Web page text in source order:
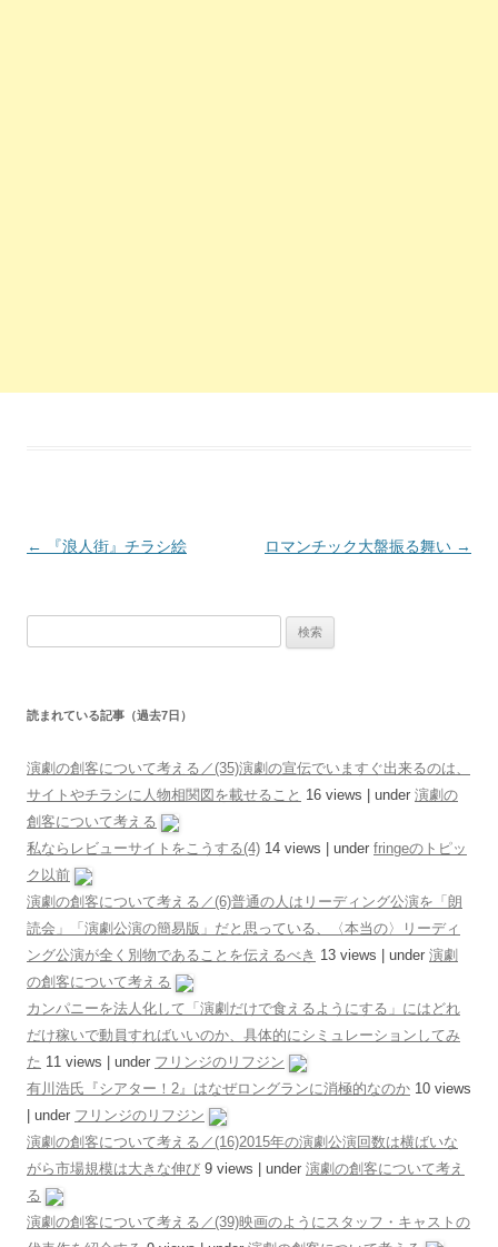
投稿ナビゲーション
← 『浪人街』チラシ絵 ロマンチック大盤振る舞い →
読まれている記事（過去7日）
演劇の創客について考える／(35)演劇の宣伝でいますぐ出来るのは、
サイトやチラシに人物相関図を載せること 16 views under 演劇の
創客について考える
私ならレビューサイトをこうする(4) 14 views under fringeのトピッ
ク以前
演劇の創客について考える／(6)普通の人はリーディング公演を「朗
読会」「演劇公演の簡易版」だと思っている、〈本当の〉リーディ
ング公演が全く別物であることを伝えるべき 13 views under 演劇
の創客について考える
カンパニーを法人化して「演劇だけで食えるようにする」にはどれ
だけ稼いで動員すればいいのか、具体的にシミュレーションしてみ
た 11 views under フリンジのリフジン
有川浩氏『シアター！2』はなぜロングランに消極的なのか 10 views
under フリンジのリフジン
演劇の創客について考える／(16)2015年の演劇公演回数は横ばいな
がら市場規模は大きな伸び 9 views under 演劇の創客について考え
る
演劇の創客について考える／(39)映画のようにスタッフ・キャストの